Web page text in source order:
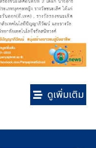
ดูเพิ่มเติม